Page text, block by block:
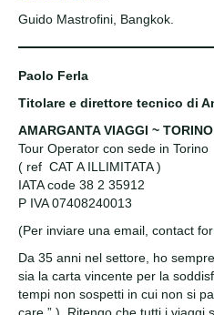
Guido Mastrofini, Bangkok.
Paolo Ferla
Titolare e direttore tecnico di
AMARGANTA VIAGGI ~ TORINO
Tour Operator con sede in Torino
( ref CAT A ILLIMITATA )
IATA code 38 2 35912
P IVA 07408240013
(Per inviare una email, contact
Da 35 anni nel settore, ho
sia la carta vincente per la
tempi non sospetti in cui non si